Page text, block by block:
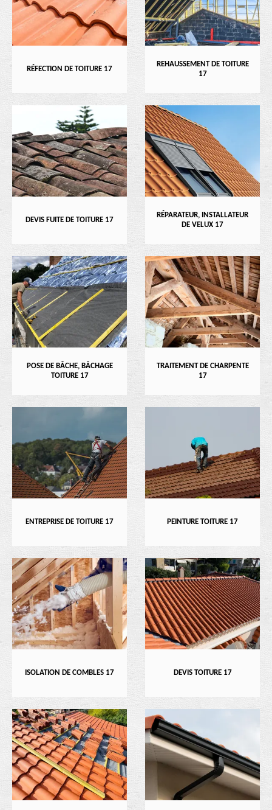
RÉFECTION DE TOITURE 17
REHAUSSEMENT DE TOITURE
17
DEVIS FUITE DE TOITURE 17
RÉPARATEUR, INSTALLATEUR
DE VELUX 17
POSE DE BÂCHE, BÂCHAGE
TOITURE 17
TRAITEMENT DE CHARPENTE
17
ENTREPRISE DE TOITURE 17 PEINTURE TOITURE 17
ISOLATION DE COMBLES 17 DEVIS TOITURE 17